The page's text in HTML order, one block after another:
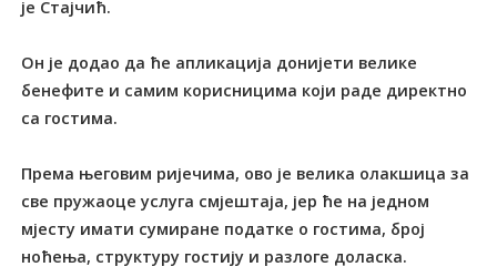
је Стајчић.
Он је додао да ће апликација донијети велике
бенефите и самим корисницима који раде директно
са гостима.
Према његовим ријечима, ово је велика олакшица за
све пружаоце услуга смјештаја, јер ће на једном
мјесту имати сумиране податке о гостима, број
ноћења, структуру гостију и разлоге доласка.